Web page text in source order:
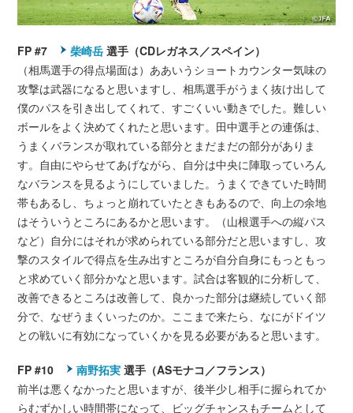
FP #7 柴崎岳 選手（CDレガネス／スペイン）
（相馬選手の得点場面は）ああいうショートカウンター気味の
攻撃は武器になると思いますし、相馬選手がうまく抜け出して
僕のパスを引き出してくれて、すごくいい動きでした。難しい
ボールをよく決めてくれたと思います。田中選手との連係は、
うまくバランスが取れている部分とまだまだの部分がありま
す。自由にやらせてあげながら、自分は中央に陣取っていろん
なバランスを見るようにしていました。うまくできていた時間
帯もあるし、ちょっと崩れていたときもあるので、向上の余地
はそういうところにあるかと思います。（山根選手への縦パス
など）自分にはそれが求められている部分だと思いますし、攻
撃のスタイルで得点を生み出すところが自分自身にもっともっ
と求めていく部分かなと思います。試合は客観的に分析して、
改善できるところは改善して、良かった部分は継続していく部
分で、なぜうまくいったのか。ここまで来たら、なにがドイツ
との戦いに有効になっていくかを見る必要があると思います。
FP #10 南野拓実 選手（ASモナコ／フランス）
前半は悪くなかったと思いますが、後半少し相手に握られてか
らむずかしい時間帯になって、ビッグチャンスもチームとして